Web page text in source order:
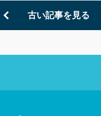
古い記事を見る